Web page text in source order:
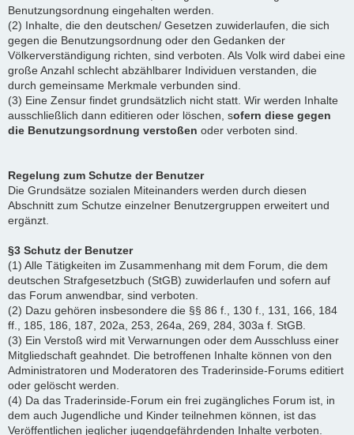
Benutzungsordnung eingehalten werden.
(2) Inhalte, die den deutschen/ Gesetzen zuwiderlaufen, die sich
gegen die Benutzungsordnung oder den Gedanken der
Völkerverständigung richten, sind verboten. Als Volk wird dabei eine
große Anzahl schlecht abzählbarer Individuen verstanden, die
durch gemeinsame Merkmale verbunden sind.
(3) Eine Zensur findet grundsätzlich nicht statt. Wir werden Inhalte
ausschließlich dann editieren oder löschen, sofern diese gegen
die Benutzungsordnung verstoßen oder verboten sind.
Regelung zum Schutze der Benutzer
Die Grundsätze sozialen Miteinanders werden durch diesen
Abschnitt zum Schutze einzelner Benutzergruppen erweitert und
ergänzt.
§3 Schutz der Benutzer
(1) Alle Tätigkeiten im Zusammenhang mit dem Forum, die dem
deutschen Strafgesetzbuch (StGB) zuwiderlaufen und sofern auf
das Forum anwendbar, sind verboten.
(2) Dazu gehören insbesondere die §§ 86 f., 130 f., 131, 166, 184
ff., 185, 186, 187, 202a, 253, 264a, 269, 284, 303a f. StGB.
(3) Ein Verstoß wird mit Verwarnungen oder dem Ausschluss einer
Mitgliedschaft geahndet. Die betroffenen Inhalte können von den
Administratoren und Moderatoren des Traderinside-Forums editiert
oder gelöscht werden.
(4) Da das Traderinside-Forum ein frei zugängliches Forum ist, in
dem auch Jugendliche und Kinder teilnehmen können, ist das
Veröffentlichen jeglicher jugendgefährdenden Inhalte verboten.